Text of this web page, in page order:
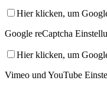
Hier klicken, um
Google reCaptcha
Hier klicken, um
Vimeo und YouTube